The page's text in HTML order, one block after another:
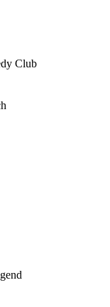
Club